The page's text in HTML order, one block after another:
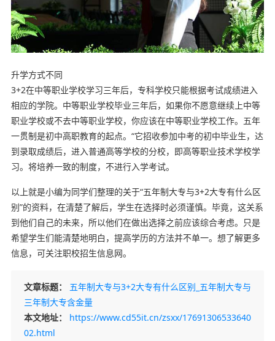
升学方式不同
3+2在中等职业学校学习三年后，专科学校只能根据考试成绩进入
相应的学院。中等职业学校毕业三年后，如果你不愿意继续上中等
职业学校或不去中等职业学校，你应该在中等职业学校工作。五年
一贯制是初中高职教育的起点。“它招收参加中考的初中毕业生，达
到录取成绩后，进入普通高等学校的分校，即高等职业技术学校学
习。将培养一致的制度，不进行入学考试。
以上就是小编为同学们整理的关于“五年制大专与3+2大专有什么区
别”的资料，在清楚了解后，学生在选择时必须谨慎。毕竟，这关系
到他们自己的未来，所以他们在做出选择之前应该综合考虑。只是
希望学生们能清楚地明白，提高学历的方法并不单一。想了解更多
信息，可关注职校招生信息网。
文章标题： 五年制大专与3+2大专有什么区别_五年制大专与
三年制大专含金量
本文地址： https://www.cd55it.cn/zsxx/17691306533640
02.html